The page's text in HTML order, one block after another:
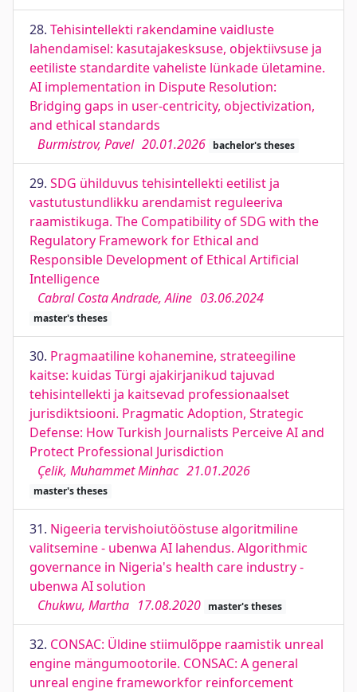
28. Tehisintellekti rakendamine vaidluste
lahendamisel: kasutajakesksuse, objektiivsuse ja
eetiliste standardite vaheliste lünkade ületamine.
AI implementation in Dispute Resolution:
Bridging gaps in user-centricity, objectivization,
and ethical standards
Burmistrov, Pavel 20.01.2026 bachelor's theses
29. SDG ühilduvus tehisintellekti eetilist ja
vastutustundlikku arendamist reguleeriva
raamistikuga. The Compatibility of SDG with the
Regulatory Framework for Ethical and
Responsible Development of Ethical Artificial
Intelligence
Cabral Costa Andrade, Aline 03.06.2024
master's theses
30. Pragmaatiline kohanemine, strateegiline
kaitse: kuidas Türgi ajakirjanikud tajuvad
tehisintellekti ja kaitsevad professionaalset
jurisdiktsiooni. Pragmatic Adoption, Strategic
Defense: How Turkish Journalists Perceive AI and
Protect Professional Jurisdiction
Çelik, Muhammet Minhac 21.01.2026
master's theses
31. Nigeeria tervishoiutööstuse algoritmiline
valitsemine - ubenwa AI lahendus. Algorithmic
governance in Nigeria's health care industry -
ubenwa AI solution
Chukwu, Martha 17.08.2020 master's theses
32. CONSAC: Üldine stiimulõppe raamistik unreal
engine mängumootorile. CONSAC: A general
unreal engine frameworkfor reinforcement